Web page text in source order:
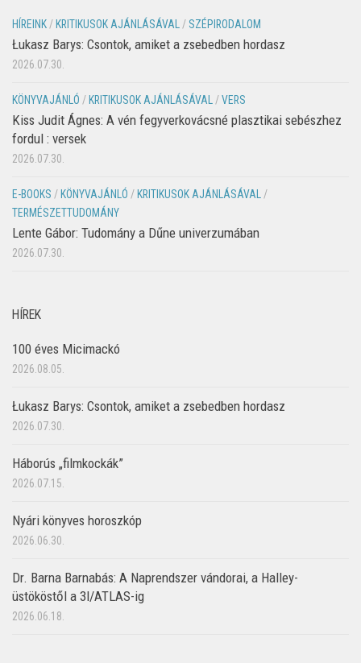
HÍREINK/ KRITIKUSOK AJÁNLÁSÁVAL/ SZÉPIRODALOM
Łukasz Barys: Csontok, amiket a zsebedben hordasz
2026.07.30.
KÖNYVAJÁNLÓ / KRITIKUSOK AJÁNLÁSÁVAL/VERS
Kiss Judit Ágnes: A vén fegyverkovácsné plasztikai sebészhez
fordul : versek
2026.07.30.
E-BOOKS / KÖNYVAJÁNLÓ / KRITIKUSOK AJÁNLÁSÁVAL/
TERMÉSZETTUDOMÁNY
Lente Gábor: Tudomány a Dűne univerzumában
2026.07.30.
HÍREK
100 éves Micimackó
2026.08.05.
Łukasz Barys: Csontok, amiket a zsebedben hordasz
2026.07.30.
Háborús „filmkockák”
2026.07.15.
Nyári könyves horoszkóp
2026.06.30.
Dr. Barna Barnabás: A Naprendszer vándorai, a Halley-
üstököstől a 3I/ATLAS-ig
2026.06.18.